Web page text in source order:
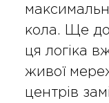
кола. Ще до
ця логіка
живої
центрів